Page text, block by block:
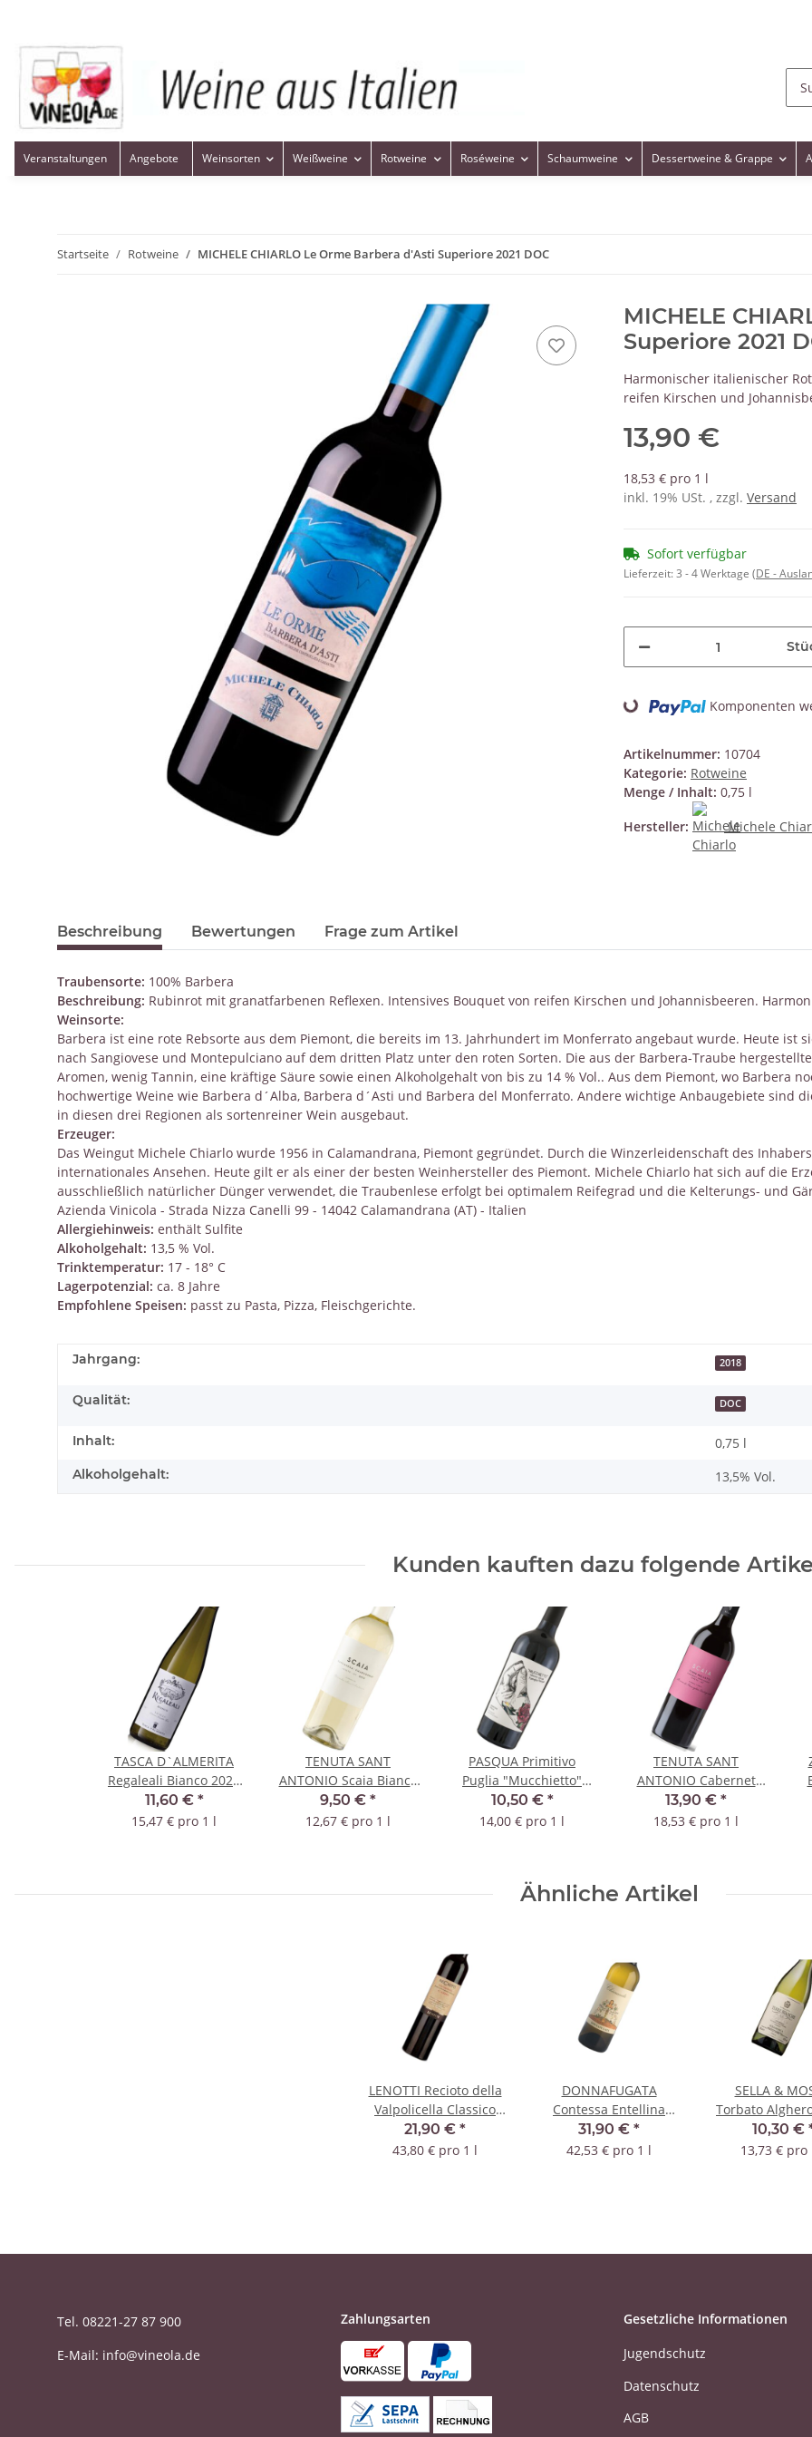
Veranstaltungen Angebote Weinsorten Weißweine Rotweine Roséweine Schaumweine Dessertweine & Grappe
Startseite Rotweine MICHELE CHIARLO Le Orme Barbera d'Asti Superiore 2021 DOC
MICHELE
Superiore 2021
Harmonischer italienischer
reifen Kirschen und
13,90 €
18,53 € pro 1 l
inkl. 19% USt. , zzgl. Versand
Sofort verfügbar
Lieferzeit:3 - 4 Werktage (DE -
Loading... Komponenten
Artikelnummer: 10704
Kategorie: Rotweine
Menge / Inhalt: 0,75 l
Hersteller:
Michele
Beschreibung Bewertungen Frage zum Artikel
Traubensorte: 100% Barbera
Beschreibung: Rubinrot mit granatfarbenen Reflexen. Intensives Bouquet von reifen Kirschen und Johannisbeeren.
Weinsorte:
Barbera ist eine rote Rebsorte aus dem Piemont, die bereits im 13. Jahrhundert im Monferrato angebaut wurde. Heute
nach Sangiovese und Montepulciano auf dem dritten Platz unter den roten Sorten. Die aus der Barbera-Traube
Aromen, wenig Tannin, eine kräftige Säure sowie einen Alkoholgehalt von bis zu 14 % Vol.. Aus dem Piemont, wo Barbera
hochwertige Weine wie Barbera d´Alba, Barbera d´Asti und Barbera del Monferrato. Andere wichtige Anbaugebiete sind
in diesen drei Regionen als sortenreiner Wein ausgebaut.
Erzeuger:
Das Weingut Michele Chiarlo wurde 1956 in Calamandrana, Piemont gegründet. Durch die Winzerleidenschaft des
internationales Ansehen. Heute gilt er als einer der besten Weinhersteller des Piemont. Michele Chiarlo hat sich auf die
ausschließlich natürlicher Dünger verwendet, die Traubenlese erfolgt bei optimalem Reifegrad und die Kelterungs- und
Azienda Vinicola - Strada Nizza Canelli 99 - 14042 Calamandrana (AT) - Italien
Allergiehinweis: enthält Sulfite
Alkoholgehalt: 13,5 % Vol.
Trinktemperatur: 17 - 18° C
Lagerpotenzial: ca. 8 Jahre
Empfohlene Speisen: passt zu Pasta, Pizza, Fleischgerichte.
Jahrgang: 2018
Qualität: DOC
Inhalt: 0,75 l
Alkoholgehalt: 13,5% Vol.
Kunden kauften dazu folgende
TASCA D`ALMERITA
Regaleali Bianco 2025
IGT
11,60 € *
15,47 € pro 1 l
TENUTA SANT
ANTONIO Scaia Bianca
Veneto 2025 IGT
9,50 € *
12,67 € pro 1 l
PASQUA Primitivo
Puglia "Mucchietto"
2025 IGT
10,50 € *
14,00 € pro 1 l
TENUTA SANT
ANTONIO Cabernet
Sauvignon Torre
Mellotti 2021 IGT
13,90 € *
18,53 € pro 1 l
Ähnliche Artikel
LENOTTI Recioto della
Valpolicella Classico
2018 DOC
21,90 € *
43,80 € pro 1 l
DONNAFUGATA
Contessa Entellina
Chiarandà 2018 DOC
31,90 € *
42,53 € pro 1 l
SELLA &
Torbato
Bianche
10,30 €
13,73 € pro
Tel. 08221-27 87 900
E-Mail: info@vineola.de
Zahlungsarten Gesetzliche Informationen
Jugendschutz
Datenschutz
AGB